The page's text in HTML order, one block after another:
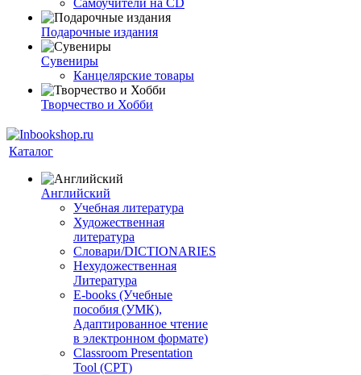
Самоучители на CD
Подарочные издания
Сувениры
Канцелярские товары
Творчество и Хобби
Каталог
Английский
Учебная литература
Художественная
литература
Словари/DICTIONARIES
Нехудожественная
Литература
E-books (Учебные
пособия (УМК),
Адаптированное чтение
в электронном формате)
Classroom Presentation
Tool (CPT)